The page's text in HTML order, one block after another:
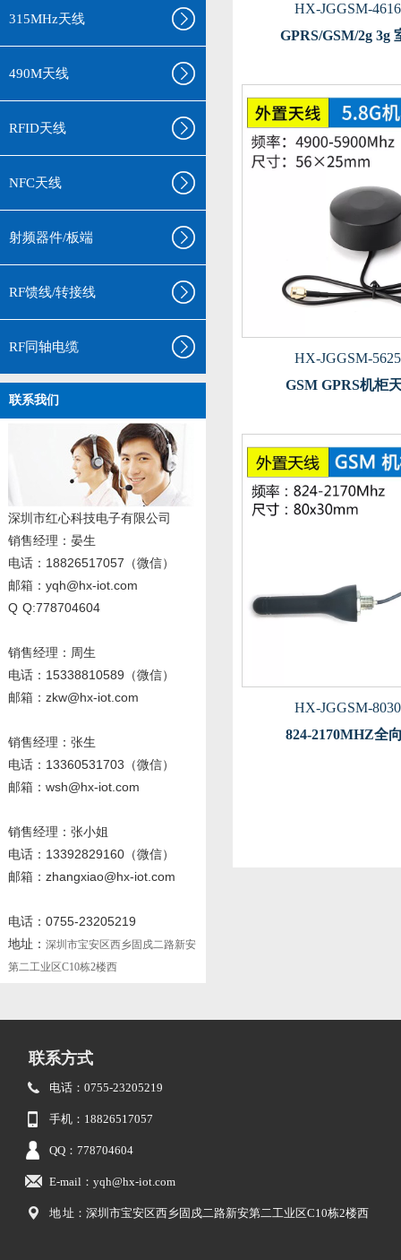
315MHz天线
490M天线
RFID天线
NFC天线
射频器件/板端
RF馈线/转接线
RF同轴电缆
联系我们
深圳市红心科技电子有限公司
销售经理 ：晏生
电话：18826517057（微信）
邮箱：yqh@hx-iot.com
Q Q:778704604
销售经理：周生
电话 ：15338810589 （微信）
邮箱：zkw@hx-iot.com
销售经理：张生
电话 ：13360531703 （微信）
邮箱：wsh@hx-iot.com
销售经理：张小姐
电话 ：13392829160 （微信）
邮箱：zhangxiao@hx-iot.com
电话：0755-23205219
地址： 深圳市宝安区西乡固戍二路新安
第二工业区C10栋2楼西
HX-JGGSM-
GPRS/GSM/2g 3g
HX-JGGSM-
GSM GPRS机柜
HX-JGGSM-
824-2170MHZ全
联系方式
电话：0755-23205219
手机：18826517057
QQ：778704604
E-mail：yqh@hx-iot.com
地 址：深圳市宝安区西乡固戍二路新安第二工业区C10栋2楼西